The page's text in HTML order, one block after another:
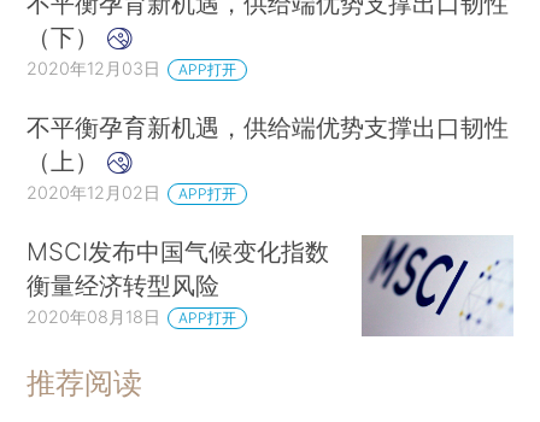
（下）
2020年12月03日 APP打开
不平衡孕育新机遇，供给端优势支撑出口韧性
（上）
2020年12月02日 APP打开
MSCI发布中国气候变化指数
衡量经济转型风险
2020年08月18日 APP打开
推荐阅读